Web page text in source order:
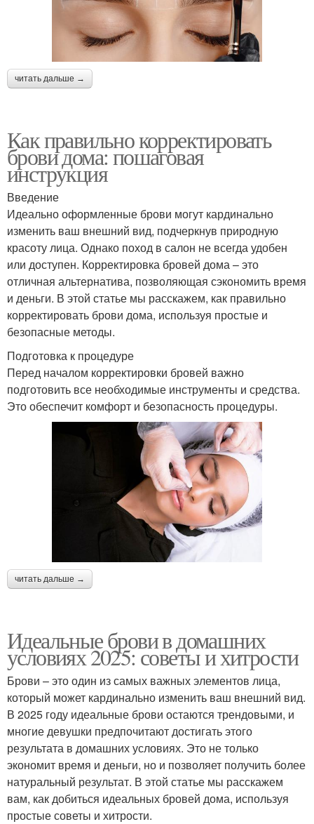
читать дальше →
Как правильно корректировать
брови дома: пошаговая
инструкция
Введение
Идеально оформленные брови могут кардинально
изменить ваш внешний вид, подчеркнув природную
красоту лица. Однако поход в салон не всегда удобен
или доступен. Корректировка бровей дома – это
отличная альтернатива, позволяющая сэкономить время
и деньги. В этой статье мы расскажем, как правильно
корректировать брови дома, используя простые и
безопасные методы.
Подготовка к процедуре
Перед началом корректировки бровей важно
подготовить все необходимые инструменты и средства.
Это обеспечит комфорт и безопасность процедуры.
читать дальше →
Идеальные брови в домашних
условиях 2025: советы и хитрости
Брови – это один из самых важных элементов лица,
который может кардинально изменить ваш внешний вид.
В 2025 году идеальные брови остаются трендовыми, и
многие девушки предпочитают достигать этого
результата в домашних условиях. Это не только
экономит время и деньги, но и позволяет получить более
натуральный результат. В этой статье мы расскажем
вам, как добиться идеальных бровей дома, используя
простые советы и хитрости.